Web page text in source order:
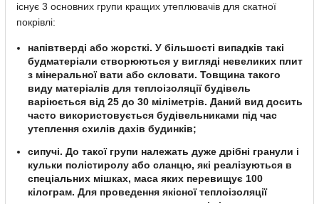
існує 3 основних групи кращих утеплювачів для скатної
покрівлі:
напівтверді або жорсткі. У більшості випадків такі
будматеріали створюються у вигляді невеликих плит
з мінеральної вати або скловати. Товщина такого
виду матеріалів для теплоізоляції будівель
варіюється від 25 до 30 міліметрів. Даний вид досить
часто використовується будівельниками під час
утеплення схилів дахів будинків;
сипучі. До такої групи належать дуже дрібні гранули і
кульки полістиролу або сланцю, які реалізуються в
спеціальних мішках, маса яких перевищує 100
кілограм. Для проведення якісної теплоізоляції